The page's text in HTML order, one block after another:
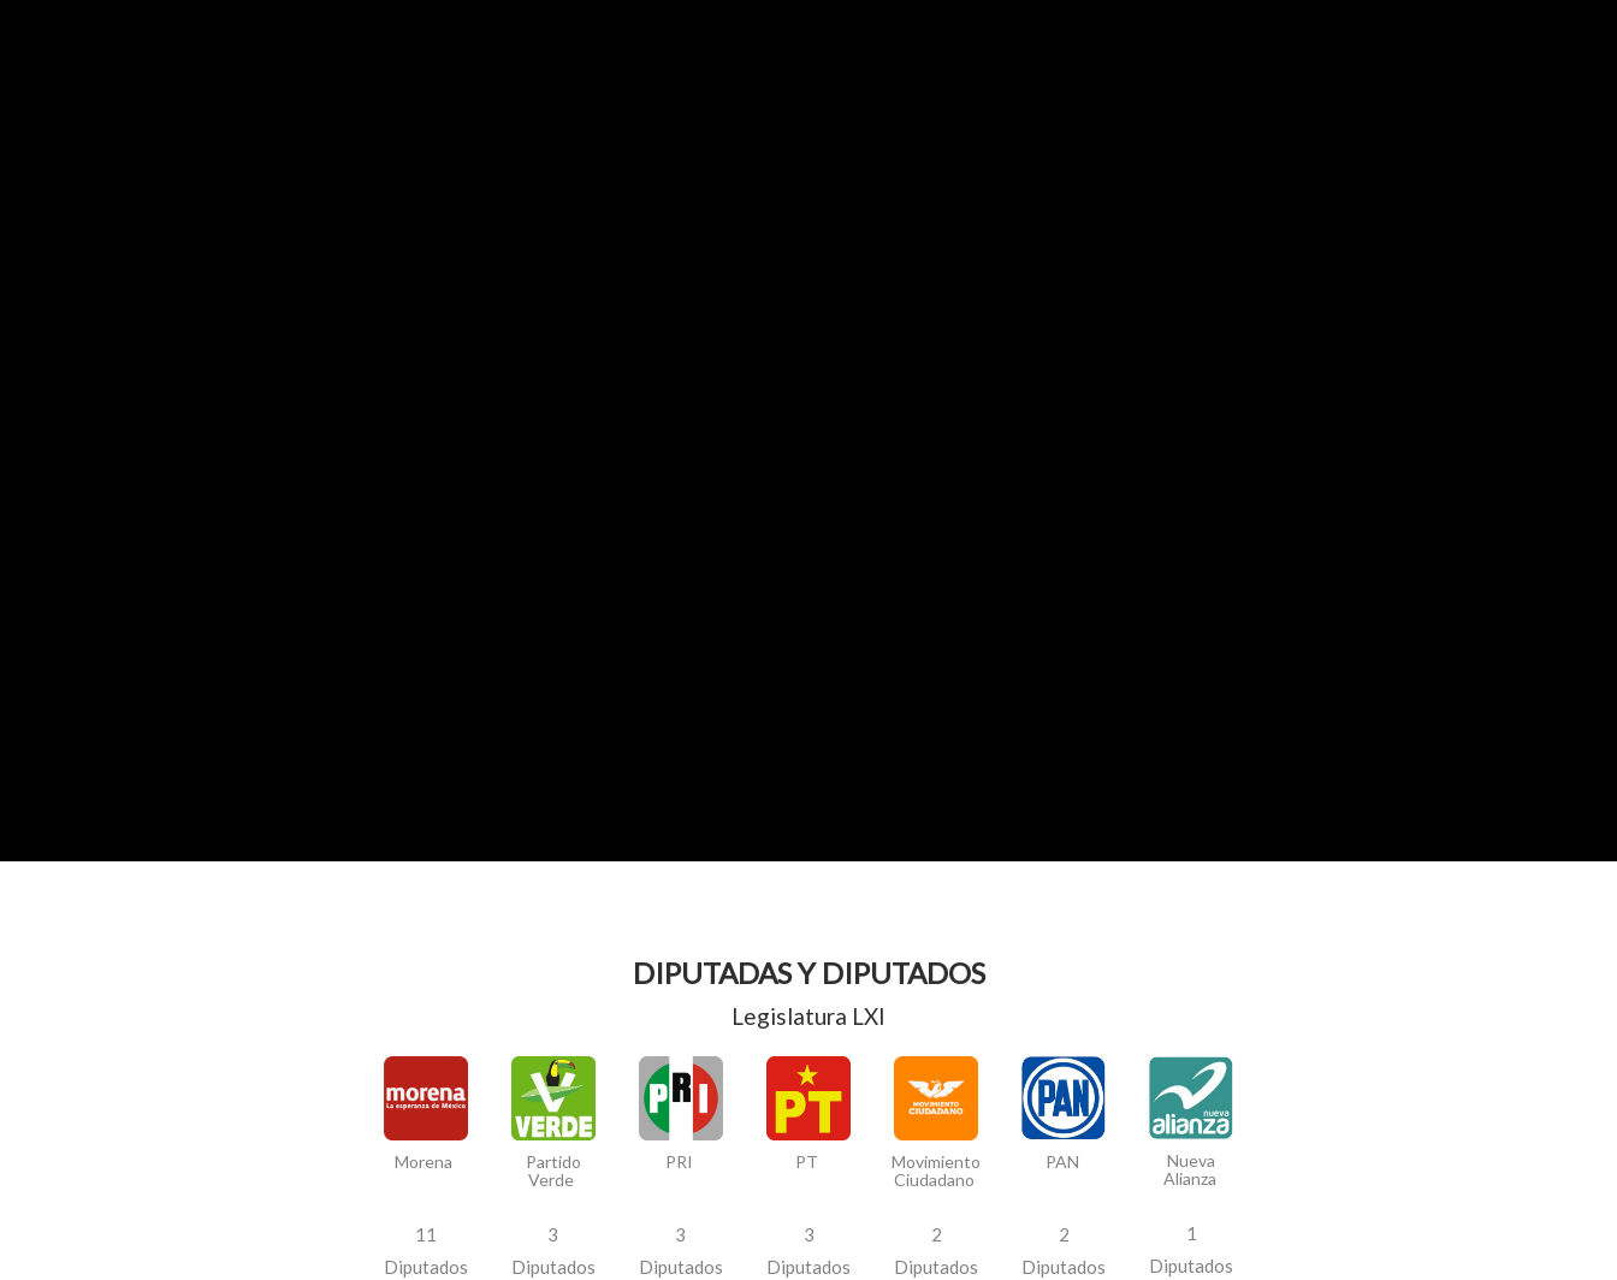
DIPUTADAS Y DIPUTADOS
Legislatura LXI
Morena
11
Diputados
Partido
Verde
3
Diputados
PRI
3
Diputados
PT
3
Diputados
Movimiento
Ciudadano
2
Diputados
PAN
2
Diputados
Nueva
Alianza
1
Diputados